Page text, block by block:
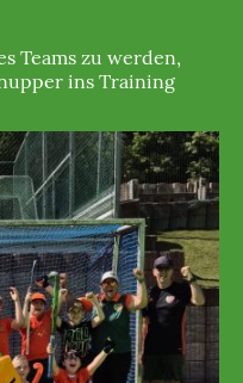
Teams zu werden,
ins Training